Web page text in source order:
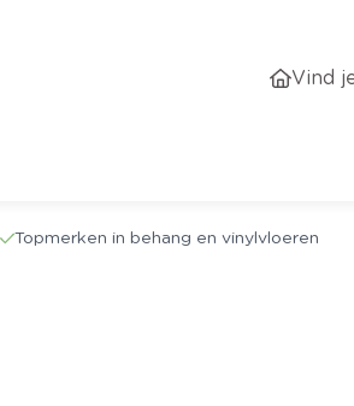
Vind
Topmerken in behang en vinylvloeren